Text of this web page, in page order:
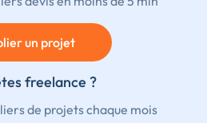
un projet
freelance ?
de projets chaque mois